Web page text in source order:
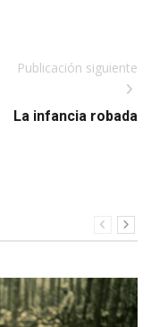
Publicación siguiente
La infancia robada